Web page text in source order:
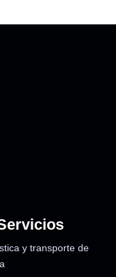
y transporte de